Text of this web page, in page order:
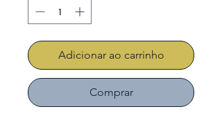
Adicionar ao carrinho
Comprar